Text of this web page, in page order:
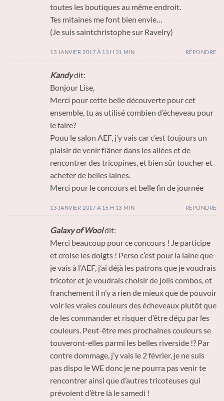
toutes les boutiques au même endroit.
Tes mitaines me font bien envie…
(Je suis saintchristophe sur Ravelry)
13 JANVIER 2017 À 13 H 31 MIN RÉPONDRE
Kandydit:
Bonjour Lise,
Merci pour cette belle découverte pour cet
ensemble, tu as utilisé combien d’écheveau pour
le faire?
Pouu le salon AEF, j’y vais car c’est toujours un
plaisir de venir flâner dans les allées et de
rencontrer des tricopines, et bien sûr toucher et
acheter de belles laines.
Merci pour le concours et belle fin de journée
13 JANVIER 2017 À 15 H 13 MIN RÉPONDRE
Galaxy of Wooldit:
Merci beaucoup pour ce concours ! Je participe
et croise les doigts ! Perso c’est pour la laine que
je vais à l’AEF, j’ai déjà les patrons que je voudrais
tricoter et je voudrais choisir de jolis combos, et
franchement il n’y a rien de mieux que de pouvoir
voir les vraies couleurs des écheveaux plutôt que
de les commander et risquer d’être déçu par les
couleurs. Peut-être mes prochaines couleurs se
touveront-elles parmi les belles riverside !? Par
contre dommage, j’y vais le 2 février, je ne suis
pas dispo le WE donc je ne pourra pas venir te
rencontrer ainsi que d’autres tricoteuses qui
prévoient d’être là le samedi !